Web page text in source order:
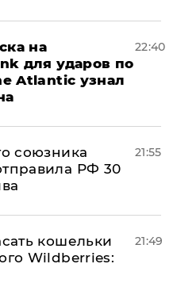
на
для ударов по
Atlantic узнал
22:40
союзника
РФ 30
21:55
кошельки
Wildberries:
21:49